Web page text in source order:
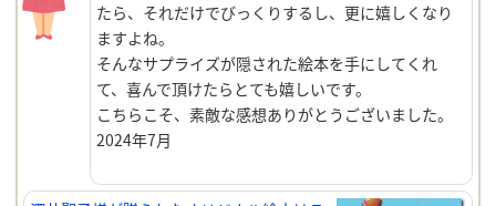
たら、それだけでびっくりするし、更に嬉しくなり
ますよね。
そんなサプライズが隠された絵本を手にしてくれ
て、喜んで頂けたらとても嬉しいです。
こちらこそ、素敵な感想ありがとうございました。
2024年7月